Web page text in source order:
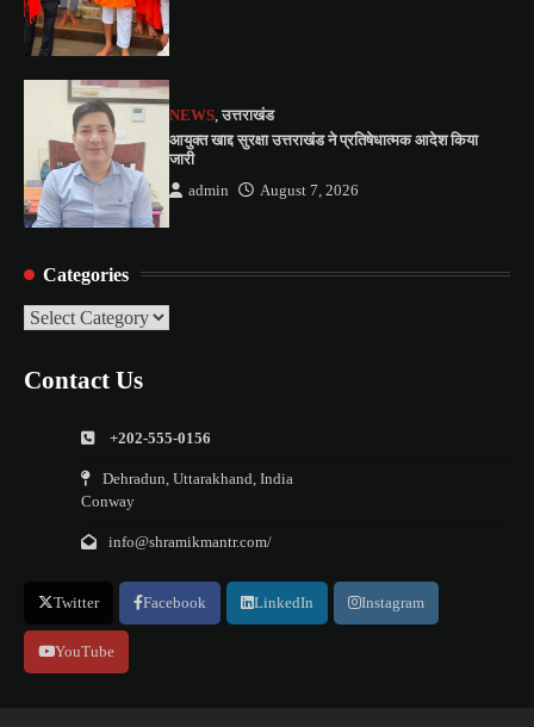
NEWS,उत्तराखंड
आयुक्त खाद्द सुरक्षा उत्तराखंड ने प्रतिषेधात्मक आदेश किया
जारी
admin August 7, 2026
Categories
Categories
Contact Us
+202-555-0156
Dehradun, Uttarakhand, India
Conway
info@shramikmantr.com/
Twitter Facebook LinkedIn Instagram
YouTube